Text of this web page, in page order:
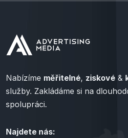
Nabízíme měřitelné, ziskové &
služby. Zakládáme si na
spolupráci.
Najdete nás: